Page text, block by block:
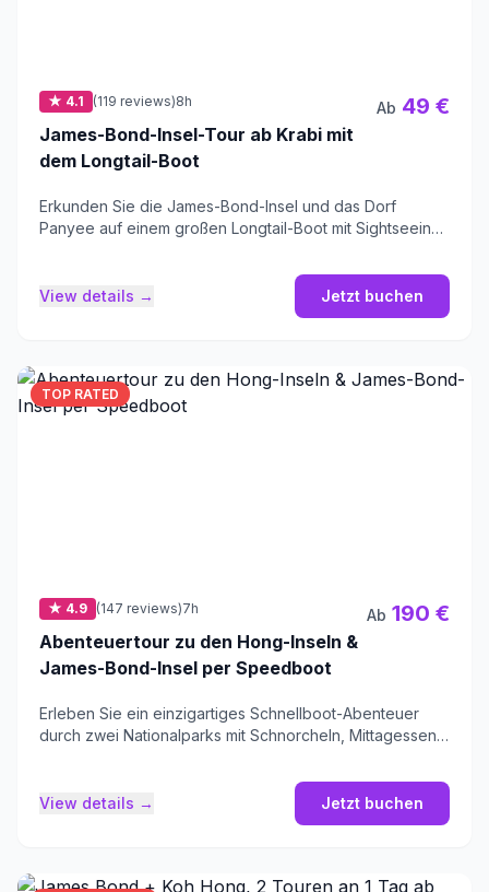
★ 4.1 (119 reviews)8h
James-Bond-Insel-Tour ab Krabi mit
dem Longtail-Boot
Ab 49 €
Erkunden Sie die James-Bond-Insel und das Dorf
Panyee auf einem großen Longtail-Boot mit Sightseeing
View details → Jetzt buchen
TOP RATED
★ 4.9 (147 reviews)7h
Abenteuertour zu den Hong-Inseln &
James-Bond-Insel per Speedboot
Ab 190 €
Erleben Sie ein einzigartiges Schnellboot-Abenteuer
durch zwei Nationalparks mit Schnorcheln, Mittagessen
View details → Jetzt buchen